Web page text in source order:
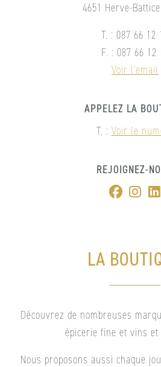
4651 Herve-
T. : 087 66 12
F. : 087 66 12
Voir l'email
APPELEZ LA
T. : Voir le
REJOIGNEZ-
LA
Découvrez de nombreuses
épicerie fine et vins
Nous proposons aussi chaque